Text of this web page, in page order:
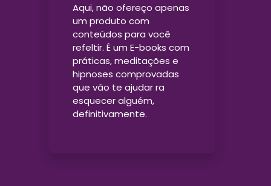
Aqui, não ofereço apenas
um produto com
conteúdos para você
refeltir. É um E-books com
práticas, meditações e
hipnoses comprovadas
que vão te ajudar ra
esquecer alguém,
definitivamente.